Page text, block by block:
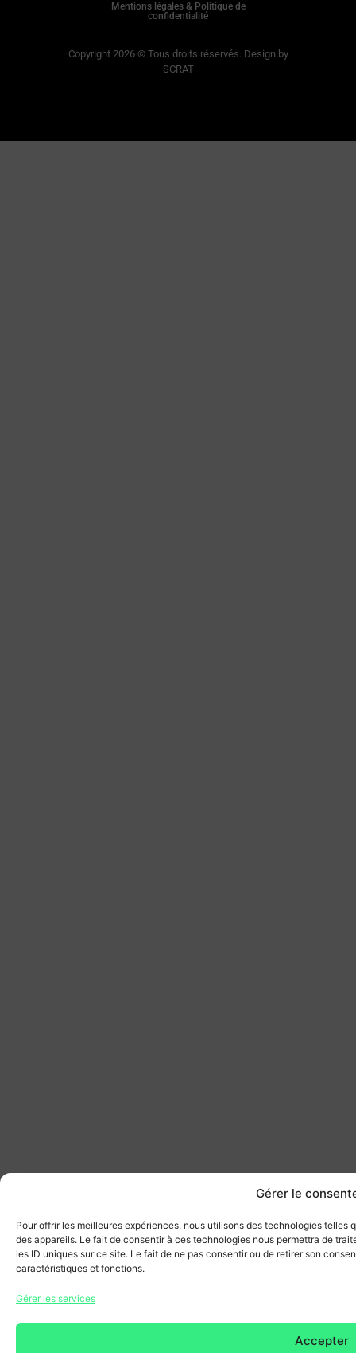
Gérer le
Pour offrir les meilleures expériences, nous utilisons des technologies
des appareils. Le fait de consentir à ces technologies nous permettra de
les ID uniques sur ce site. Le fait de ne pas consentir ou de retirer son
caractéristiques et fonctions.
Gérer les services
Accepter
Mentions légales & Politique de
confidentialité
Copyright 2026 © Tous droits réservés. Design by
SCRAT